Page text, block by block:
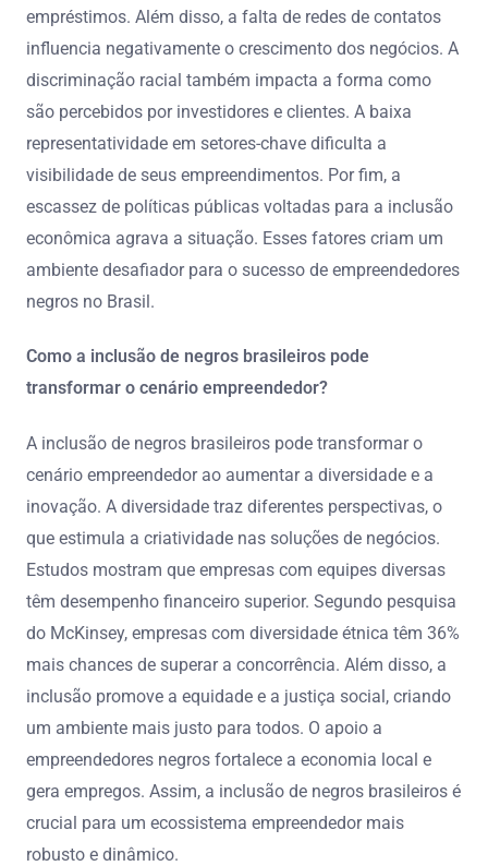
empréstimos. Além disso, a falta de redes de contatos
influencia negativamente o crescimento dos negócios. A
discriminação racial também impacta a forma como
são percebidos por investidores e clientes. A baixa
representatividade em setores-chave dificulta a
visibilidade de seus empreendimentos. Por fim, a
escassez de políticas públicas voltadas para a inclusão
econômica agrava a situação. Esses fatores criam um
ambiente desafiador para o sucesso de empreendedores
negros no Brasil.
Como a inclusão de negros brasileiros pode
transformar o cenário empreendedor?
A inclusão de negros brasileiros pode transformar o
cenário empreendedor ao aumentar a diversidade e a
inovação. A diversidade traz diferentes perspectivas, o
que estimula a criatividade nas soluções de negócios.
Estudos mostram que empresas com equipes diversas
têm desempenho financeiro superior. Segundo pesquisa
do McKinsey, empresas com diversidade étnica têm 36%
mais chances de superar a concorrência. Além disso, a
inclusão promove a equidade e a justiça social, criando
um ambiente mais justo para todos. O apoio a
empreendedores negros fortalece a economia local e
gera empregos. Assim, a inclusão de negros brasileiros é
crucial para um ecossistema empreendedor mais
robusto e dinâmico.